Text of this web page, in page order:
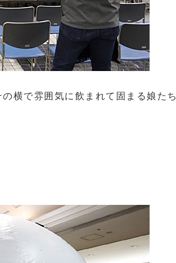
横で雰囲気に飲まれて固まる娘たち